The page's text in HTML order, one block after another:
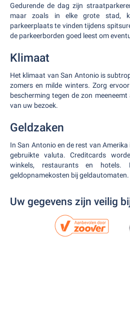
Gedurende de dag zijn
maar zoals in elke grote stad,
parkeerplaats te vinden tijdens
de parkeerborden goed leest om
Klimaat
Het klimaat van San Antonio is
zomers en milde winters. Zorg
bescherming tegen de zon
van uw bezoek.
Geldzaken
In San Antonio en de rest van
gebruikte valuta. Creditcards
winkels, restaurants en hotels.
geldopnamekosten bij geldautomaten.
Uw gegevens zijn veilig